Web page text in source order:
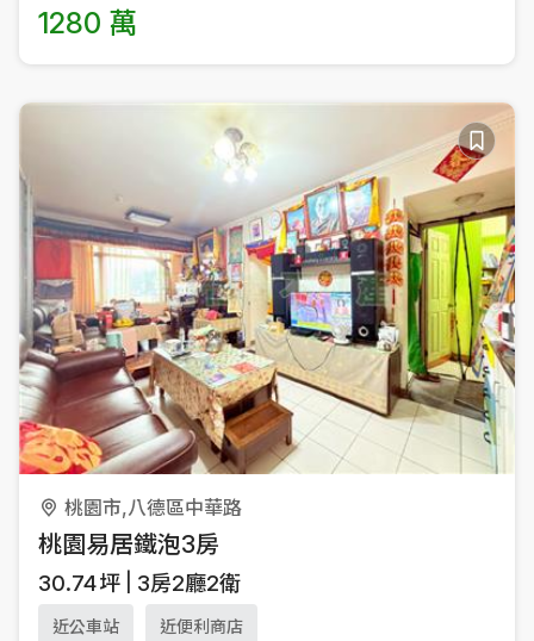
1280 萬
桃園市,八德區中華路
桃園易居鐵泡3房
30.74坪 3房2廳2衛
近公車站 近便利商店